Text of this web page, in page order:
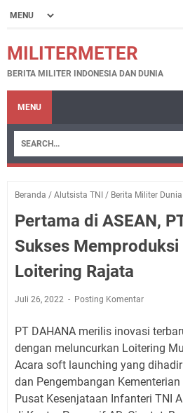
MILITERMETER
BERITA MILITER INDONESIA DAN DUNIA
MENU
Beranda / Alutsista TNI / Berita Militer Dunia
Pertama di ASEAN,
Sukses Memproduksi
Loitering Rajata
Juli 26, 2022 Posting Komentar
PT DAHANA merilis inovasi
dengan meluncurkan Loitering
Acara soft launching yang
dan Pengembangan
Pusat Kesenjataan Infanteri TNI